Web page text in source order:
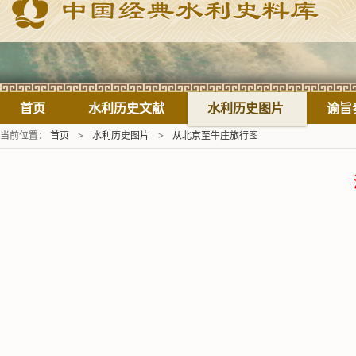
首页 水利历史文献 水利历史图片 谕旨
当前位置： 首页 > 水利历史图片 > 从北京至牛庄旅行图